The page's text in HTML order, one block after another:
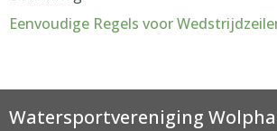
Eenvoudige Regels voor
Watersportvereniging